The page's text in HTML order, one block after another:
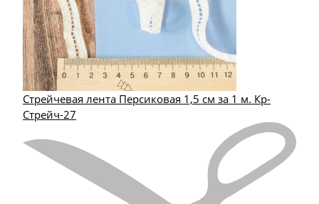
Стрейчевая лента Персиковая 1,5 см за 1 м. Кр-
Стрейч-27